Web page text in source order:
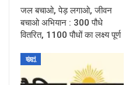
जल बचाओ, पेड़ लगाओ, जीवन
बचाओ अभियान : 300 पौधे
वितरित, 1100 पौधों का लक्ष्य पूर्ण
झुंझुनूं